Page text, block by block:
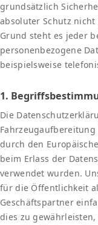
grundsätzlich
absoluter Schutz
Grund steht es jeder
personenbezogene
beispielsweise
1.
Die
durch den
beim Erlass der
verwendet wurden.
für die Öffentlichkeit
Geschäftspartner
dies zu